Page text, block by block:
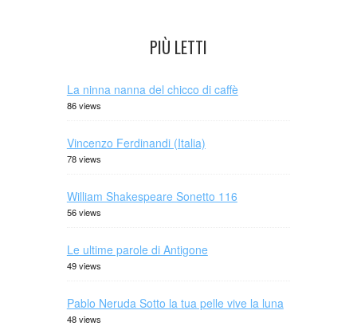
PIÙ LETTI
La ninna nanna del chicco di caffè
86 views
Vincenzo Ferdinandi (Italia)
78 views
William Shakespeare Sonetto 116
56 views
Le ultime parole di Antigone
49 views
Pablo Neruda Sotto la tua pelle vive la luna
48 views